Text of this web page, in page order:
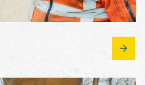
arrow_forward